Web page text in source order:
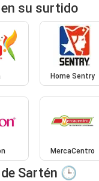
su surtido
Home Sentry
MercaCentro
Sartén 🕒